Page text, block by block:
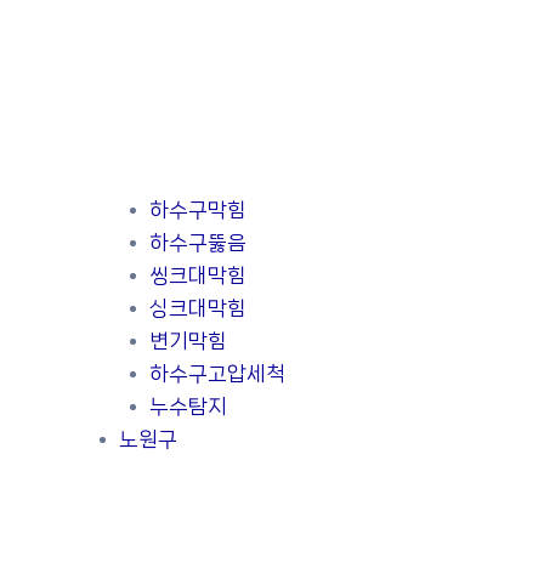
하수구막힘
하수구뚫음
씽크대막힘
싱크대막힘
변기막힘
하수구고압세척
누수탐지
노원구